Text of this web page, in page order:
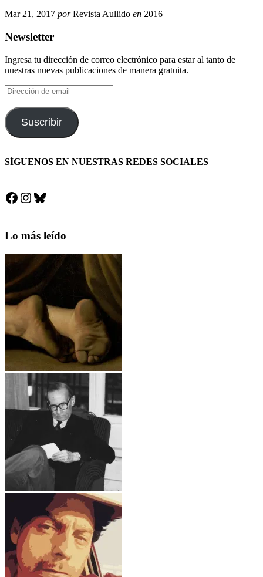
Mar 21, 2017 por Revista Aullido en 2016
Newsletter
Ingresa tu dirección de correo electrónico para estar al tanto de
nuestras nuevas publicaciones de manera gratuita.
Dirección
de
email
Suscribir
SÍGUENOS EN NUESTRAS REDES SOCIALES
Facebook
Instagram
Bluesky
Lo más leído